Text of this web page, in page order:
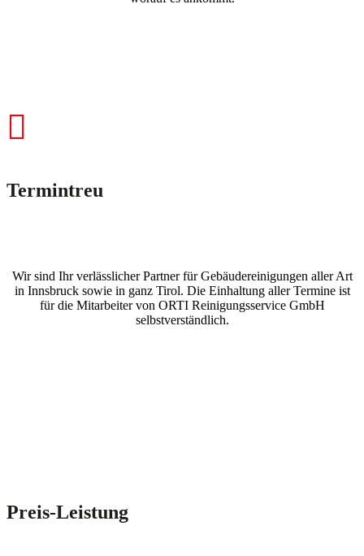
Termintreu
Wir sind Ihr verlässlicher Partner für Gebäudereinigungen aller Art
in Innsbruck sowie in ganz Tirol. Die Einhaltung aller Termine ist
für die Mitarbeiter von ORTI Reinigungsservice GmbH
selbstverständlich.
Preis-Leistung